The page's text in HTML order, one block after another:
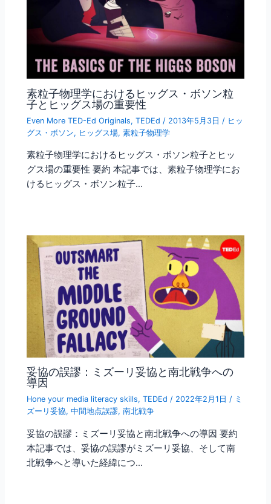
素粒子物理学におけるヒッグス・ボソン粒
子とヒッグス場の重要性
Even More TED-Ed Originals,TEDEd / 2013年5月3日 / ヒッ
グス・ボソン, ヒッグス場,素粒子物理学
素粒子物理学におけるヒッグス・ボソン粒子とヒッ
グス場の重要性 要約 本記事では、素粒子物理学にお
けるヒッグス・ボソン粒子…
妥協の誤謬：ミズーリ妥協と南北戦争への
導因
Hone your media literacy skills,TEDEd / 2022年2月1日/ ミ
ズーリ妥協,中間地点誤謬,南北戦争
妥協の誤謬：ミズーリ妥協と南北戦争への導因 要約
本記事では、妥協の誤謬がミズーリ妥協、そして南
北戦争へと導いた経緯につ…